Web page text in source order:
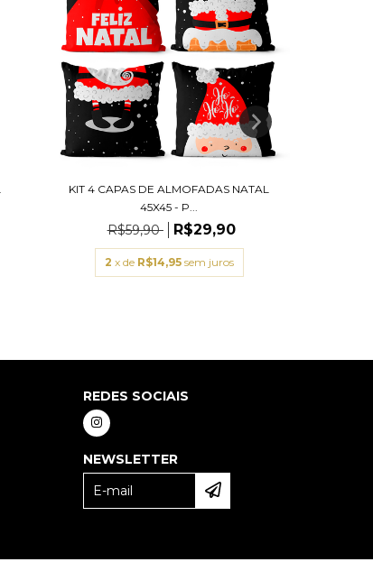
KIT 4 CAPAS DE ALMOFADAS NATAL
45X45 - P...
R$59,90 R$29,90
2 x de R$14,95 sem juros
REDES SOCIAIS
NEWSLETTER